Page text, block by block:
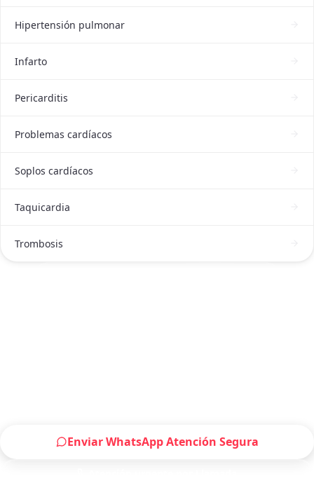
Hipertensión pulmonar
Infarto
Pericarditis
Problemas cardíacos
Soplos cardíacos
Taquicardia
Trombosis
Enviar WhatsApp Atención Segura